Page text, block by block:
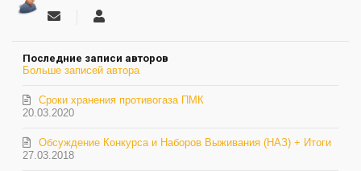
Подписаться
автора
Последние записи авторов
Больше записей автора
20.03.2020
Сроки хранения противогаза ПМК
27.03.2018
Обсуждение Конкурса и Наборов Выживания (НАЗ) + Итоги